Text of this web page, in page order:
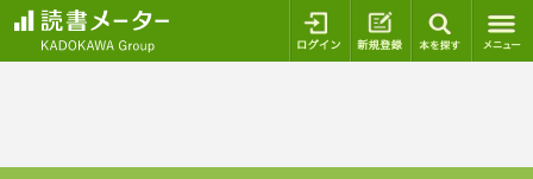
ログイン 新規登録